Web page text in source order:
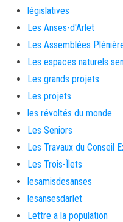
législatives
Les Anses-d'Arlet
Les Assemblées
Les espaces naturels
Les grands projets
Les projets
les révoltés du monde
Les Seniors
Les Travaux du Conseil
Les Trois-Îlets
lesamisdesanses
lesansesdarlet
Lettre a la population